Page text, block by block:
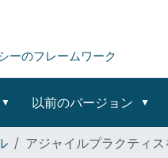
ーのフレームワーク
以前のバージョン
アジャイルプラクティ